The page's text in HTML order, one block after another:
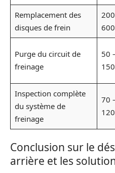
Remplacement des
disques de frein
Purge du circuit de
freinage
50
Inspection complète
du système de
freinage
70
Conclusion sur le
arrière et les